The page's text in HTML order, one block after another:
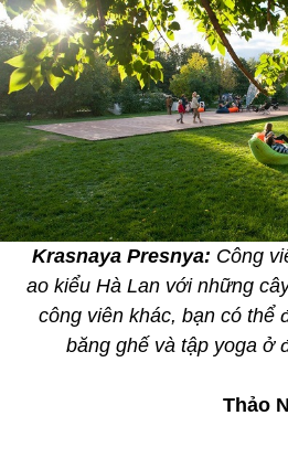
Krasnaya Presnya: Công
ao kiểu Hà Lan với những
công viên khác, bạn có thể
băng ghế và tập yoga ở
Thảo